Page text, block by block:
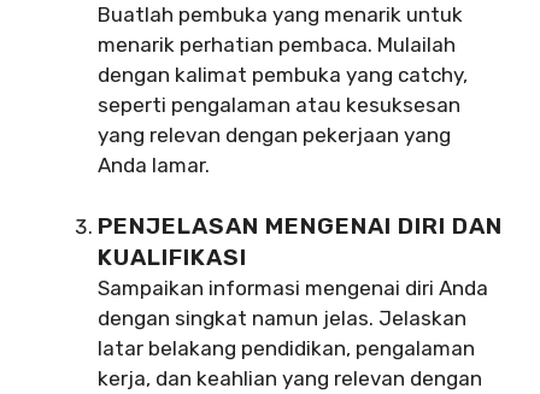
Buatlah pembuka yang menarik untuk
menarik perhatian pembaca. Mulailah
dengan kalimat pembuka yang catchy,
seperti pengalaman atau kesuksesan
yang relevan dengan pekerjaan yang
Anda lamar.
PENJELASAN MENGENAI DIRI DAN
KUALIFIKASI
Sampaikan informasi mengenai diri Anda
dengan singkat namun jelas. Jelaskan
latar belakang pendidikan, pengalaman
kerja, dan keahlian yang relevan dengan